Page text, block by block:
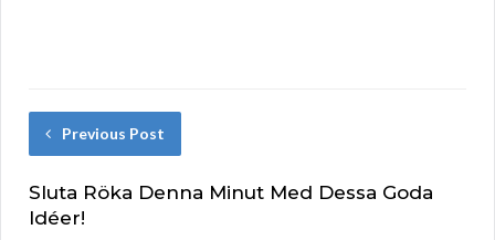
Previous Post
Sluta Röka Denna Minut Med Dessa Goda
Idéer!